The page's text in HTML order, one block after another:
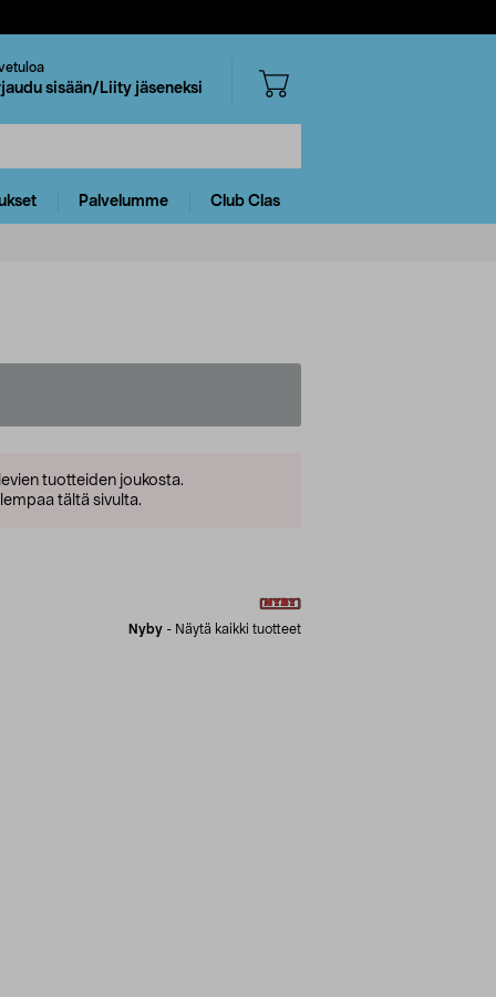
sisään/Liity jäseneksi
Palvelumme Club Clas
tuotteiden joukosta.
tältä sivulta.
Nyby - Näytä kaikki tuotteet